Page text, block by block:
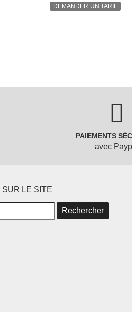
DEMANDER UN TARIF
PAIEMENTS
avec
LE SITE